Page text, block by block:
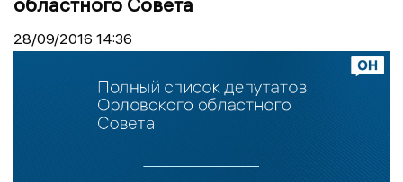
28/09/2016 14:36